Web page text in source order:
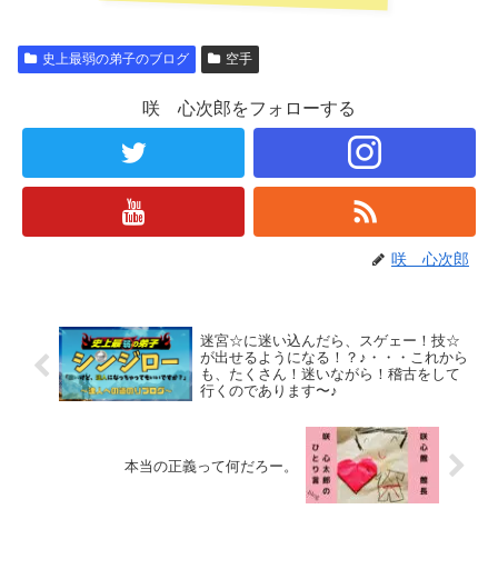
史上最弱の弟子のブログ 空手
咲 心次郎をフォローする
咲 心次郎
迷宮☆に迷い込んだら、スゲェー！技☆
が出せるようになる！？♪・・・これから
も、たくさん！迷いながら！稽古をして
行くのであります〜♪
本当の正義って何だろー。